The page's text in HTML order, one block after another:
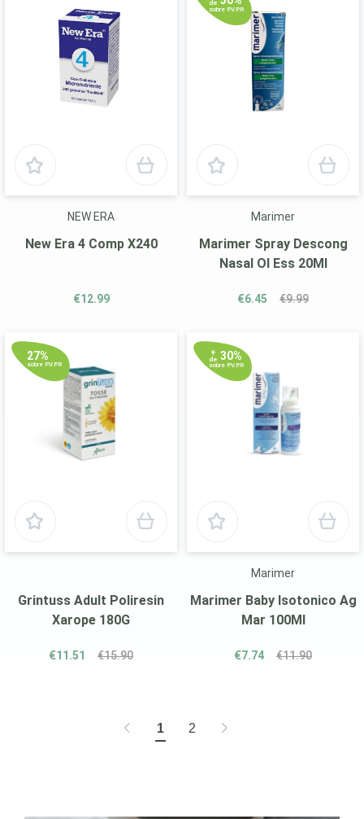
NEW ERA
New Era 4 Comp X240
€12.99
de
sobre P.V.P.R
Marimer
Marimer Spray Descong
Nasal Ol Ess 20Ml
€6.45 €9.99
27%
sobre P.V.P.R
Grintuss Adult Poliresin
Xarope 180G
€11.51 €15.90
+
de 30%
sobre P.V.P.R
Marimer
Marimer Baby Isotonico Ag
Mar 100Ml
€7.74 €11.90
1 2